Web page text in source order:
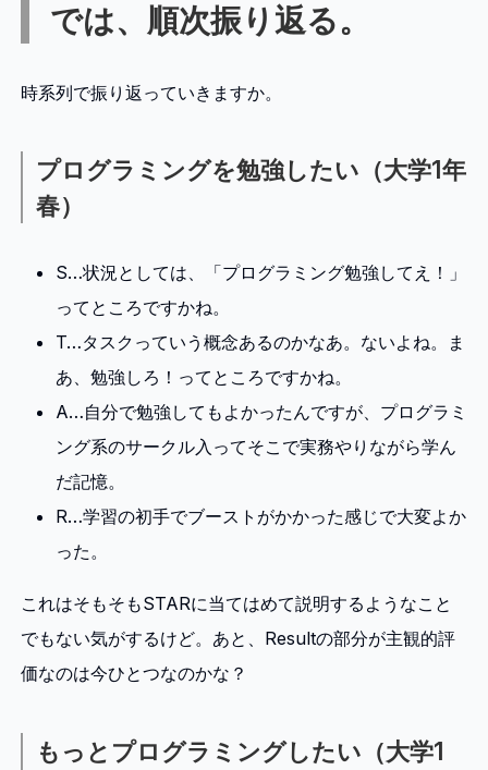
では、順次振り返る。
時系列で振り返っていきますか。
プログラミングを勉強したい（大学1年
春）
S…状況としては、「プログラミング勉強してえ！」
ってところですかね。
T…タスクっていう概念あるのかなあ。ないよね。ま
あ、勉強しろ！ってところですかね。
A…自分で勉強してもよかったんですが、プログラミ
ング系のサークル入ってそこで実務やりながら学ん
だ記憶。
R…学習の初手でブーストがかかった感じで大変よか
った。
これはそもそもSTARに当てはめて説明するようなこと
でもない気がするけど。あと、Resultの部分が主観的評
価なのは今ひとつなのかな？
もっとプログラミングしたい（大学1